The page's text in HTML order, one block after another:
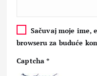
Sačuvaj moje ime,
browseru za buduće
Captcha*